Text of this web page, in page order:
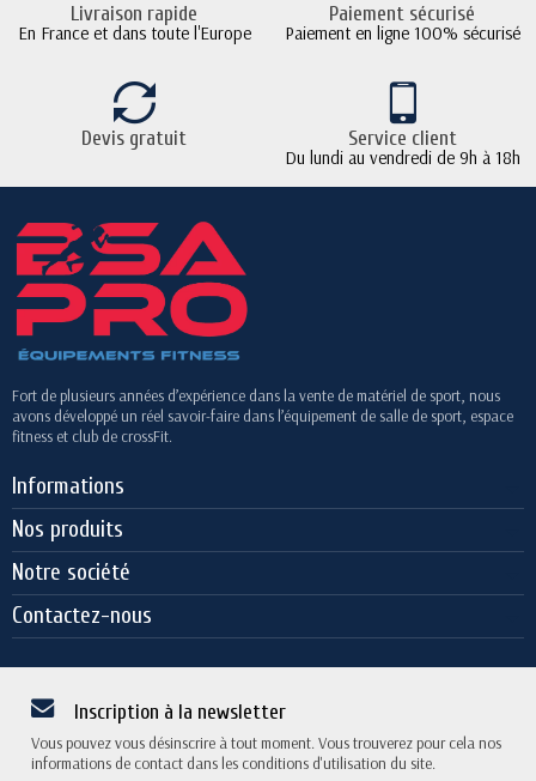
Livraison rapide
En France et dans toute l'Europe
Paiement sécurisé
Paiement en ligne 100% sécurisé
Devis gratuit Service client
Du lundi au vendredi de 9h à 18h
Fort de plusieurs années d’expérience dans la vente de matériel de sport, nous
avons développé un réel savoir-faire dans l’équipement de salle de sport, espace
fitness et club de crossFit.
Informations
Nos produits
Notre société
Contactez-nous
Inscription à la newsletter
Vous pouvez vous désinscrire à tout moment. Vous trouverez pour cela nos
informations de contact dans les conditions d'utilisation du site.